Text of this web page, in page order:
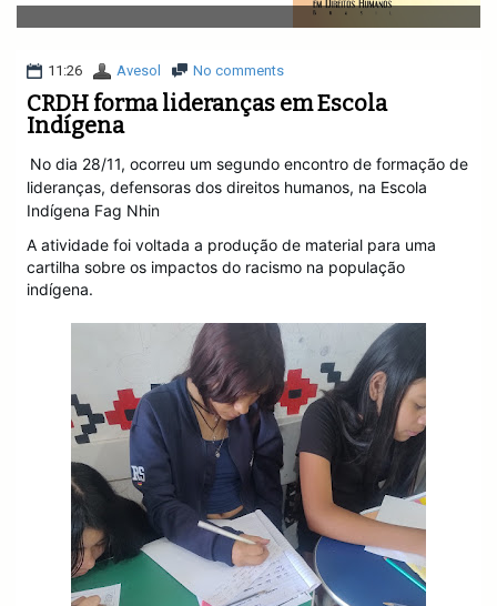
v
i
a
i
11:26 Avesol No comments
CRDH forma lideranças em Escola
Indígena
No dia 28/11, ocorreu um segundo encontro de formação de
lideranças, defensoras dos direitos humanos, na Escola
Indígena Fag Nhin
A atividade foi voltada a produção de material para uma
cartilha sobre os impactos do racismo na população
indígena.